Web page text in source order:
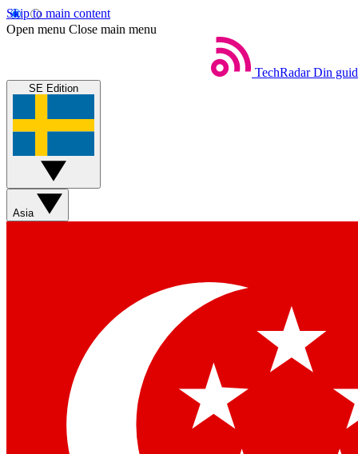
Skip to main content
Open menu Close main menu
TechRadar Din
SE Edition
Asia